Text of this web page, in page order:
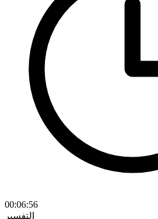
00:06:56
التفسير